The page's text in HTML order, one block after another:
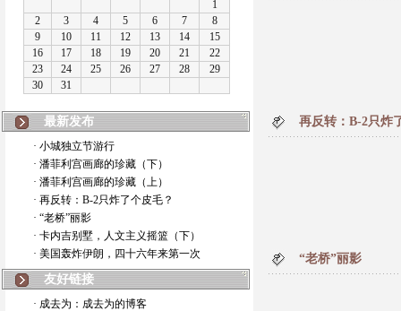
最新发布
· 小城独立节游行
· 潘菲利宫画廊的珍藏（下）
· 潘菲利宫画廊的珍藏（上）
· 再反转：B-2只炸了个皮毛？
· “老桥”丽影
· 卡内吉别墅，人文主义摇篮（下）
· 美国轰炸伊朗，四十六年来第一次
友好链接
· 成去为：成去为的博客
再反转：B-2只炸
“老桥”丽影